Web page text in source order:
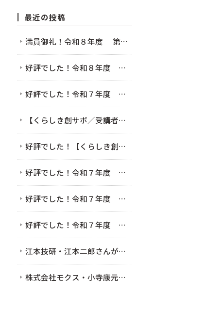
最近の投稿
満員御礼！令和８年度 第１回 女性のための起業家セミナー（女性起業家セミナー＆交流会）（7/28）
好評でした！令和８年度 第１回 KVOミニ起業塾（セミナー）6/12 「発信」だけで終わらせない 起業家のためのSNS・LINE活用術 〜フォロワー数より大切な集客の鉄則〜
好評でした！令和７年度 第４回 KVOミニ起業塾（セミナー）11/7 まだ間に合う！AIとクラウド会計を使った確定申告のための超かんたん帳簿作り
【くらしき創サポ／受講者募集中】2/9接客セミナー＆交流会を開催します！
好評でした！【くらしき創サポ】2/9接客セミナー＆交流会
好評でした！令和７年度 第４回 KVOミニ起業塾（セミナー）11/7 まだ間に合う！AIとクラウド会計を使った確定申告のための超かんたん帳簿作り
好評でした！令和７年度 第３回 KVOミニ起業塾（セミナー）9/5 BEから始まるビジネスモデルセミナー ～好き×社会課題解決編～
好評でした！令和７年度 第２回 KVOミニ起業塾（セミナー）7/4 「好き」だけで起業!?」〜起業時やってよかった5つのこと〜
江本技研・江本二郎さんが入居されました！
株式会社モクス・小寺康元さんが入居されました！